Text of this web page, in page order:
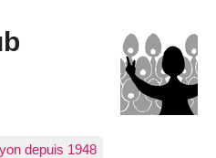
depuis 1948